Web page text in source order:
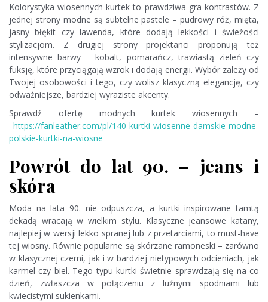
Kolorystyka wiosennych kurtek to prawdziwa gra kontrastów. Z
jednej strony modne są subtelne pastele – pudrowy róż, mięta,
jasny błękit czy lawenda, które dodają lekkości i świeżości
stylizacjom. Z drugiej strony projektanci proponują też
intensywne barwy – kobalt, pomarańcz, trawiastą zieleń czy
fuksję, które przyciągają wzrok i dodają energii. Wybór zależy od
Twojej osobowości i tego, czy wolisz klasyczną elegancję, czy
odważniejsze, bardziej wyraziste akcenty.
Sprawdź ofertę modnych kurtek wiosennych –
https://fanleather.com/pl/140-kurtki-wiosenne-damskie-modne-
polskie-kurtki-na-wiosne
Powrót do lat 90. – jeans i
skóra
Moda na lata 90. nie odpuszcza, a kurtki inspirowane tamtą
dekadą wracają w wielkim stylu. Klasyczne jeansowe katany,
najlepiej w wersji lekko spranej lub z przetarciami, to must-have
tej wiosny. Równie popularne są skórzane ramoneski – zarówno
w klasycznej czerni, jak i w bardziej nietypowych odcieniach, jak
karmel czy biel. Tego typu kurtki świetnie sprawdzają się na co
dzień, zwłaszcza w połączeniu z luźnymi spodniami lub
kwiecistymi sukienkami.